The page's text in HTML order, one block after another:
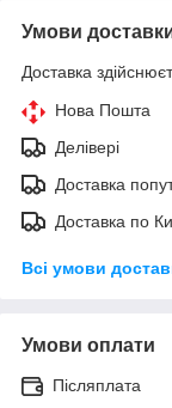
Умови
Доставка
Нова Пошта
Делівері
Доставка
Доставка по
Всі умови
Умови оплати
Післяплата